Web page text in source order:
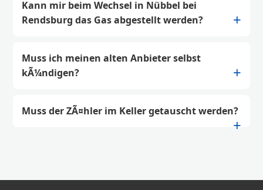
Kann mir beim Wechsel in Nübbel bei
Rendsburg das Gas abgestellt werden?
Muss ich meinen alten Anbieter selbst
kÃ¼ndigen?
Muss der ZÃ¤hler im Keller getauscht werden?